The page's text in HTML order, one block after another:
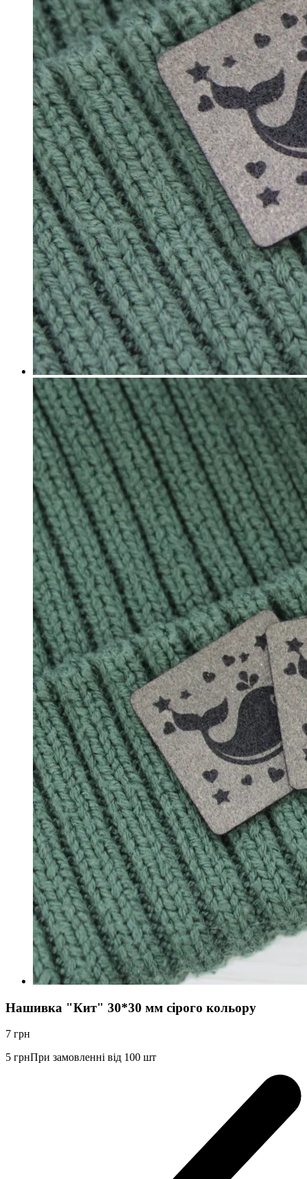
Нашивка "Кит" 30*30 мм сірого кольору
7 грн
5 грнПри замовленні від 100 шт